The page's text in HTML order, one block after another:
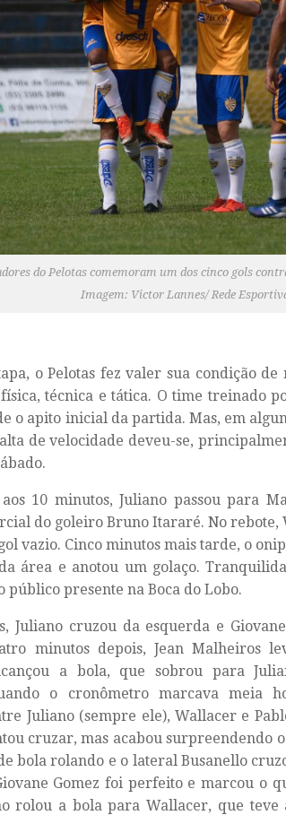
do Pelotas comemoram um dos cinco gols
Imagem: Victor Lannes/ Rede
o Pelotas fez valer sua condição de
técnica e tática. O time treinado
o apito inicial da partida. Mas, em
de velocidade deveu-se,
10 minutos, Juliano passou para
do goleiro Bruno Itararé. No
vazio. Cinco minutos mais tarde, o
área e anotou um golaço.
público presente na Boca do Lobo.
Juliano cruzou da esquerda e
minutos depois, Jean Malheiros
a bola, que sobrou para
o cronômetro marcava meia
Juliano (sempre ele), Wallacer e
cruzar, mas acabou surpreendendo
bola rolando e o lateral Busanello
Gomez foi perfeito e marcou o
rolou a bola para Wallacer, que teve